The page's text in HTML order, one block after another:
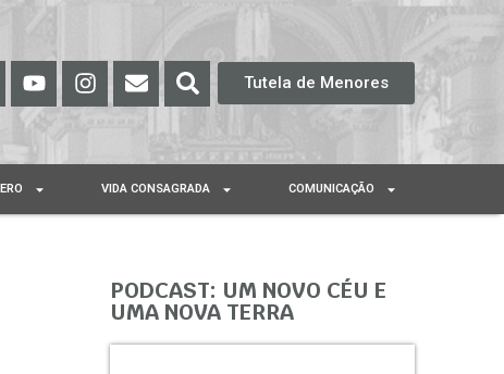
Tutela de Menores
VIDA CONSAGRADA COMUNICAÇÃO
PODCAST: UM NOVO CÉU E
UMA NOVA TERRA